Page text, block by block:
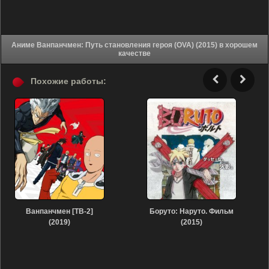
Аниме Ванпанчмен: Путь становления героя (OVA) (2015) в хорошем
качестве
Похожие работы:
Ванпанчмен [ТВ-2]
(2019)
Боруто: Наруто. Фильм
(2015)